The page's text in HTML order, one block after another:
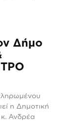
Δήμο
η Δημοτική
Ανδρέα